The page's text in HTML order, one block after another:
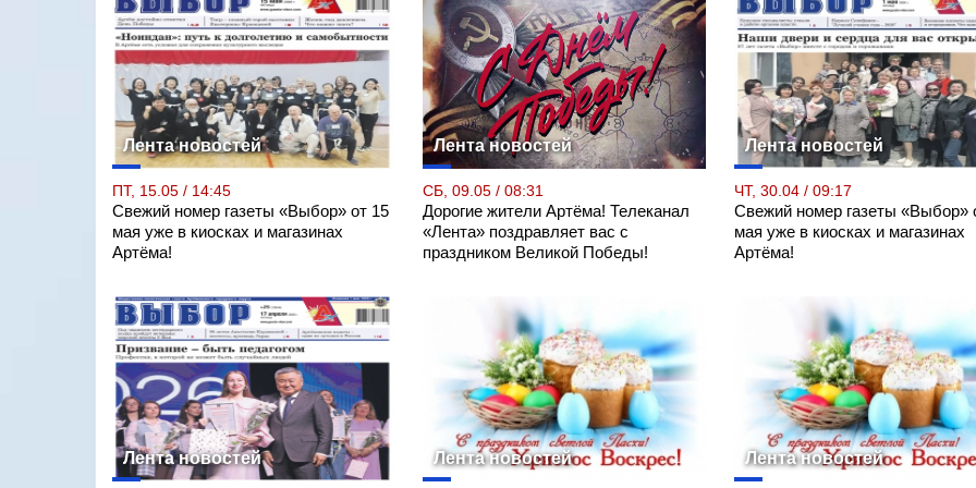
Лента новостей
ПТ, 15.05 / 14:45
Свежий номер газеты «Выбор» от 15
мая уже в киосках и магазинах
Артёма!
Лента новостей
СБ, 09.05 / 08:31
Дорогие жители Артёма! Телеканал
«Лента» поздравляет вас с
праздником Великой Победы!
Лента новостей
ЧТ, 30.04 / 09:17
Свежий номер газеты «Выбор»
мая уже в киосках и магазинах
Артёма!
Лента новостей Лента новостей Лента новостей